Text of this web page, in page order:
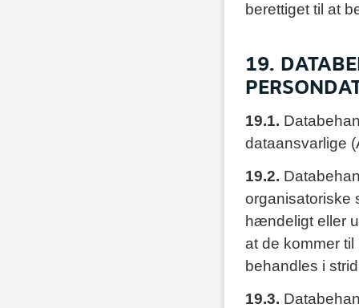
berettiget til at
19.
19.1.
dataansvarlige
19.2.
organisatoriske
hændeligt eller
at de kommer
behandles i
19.3.